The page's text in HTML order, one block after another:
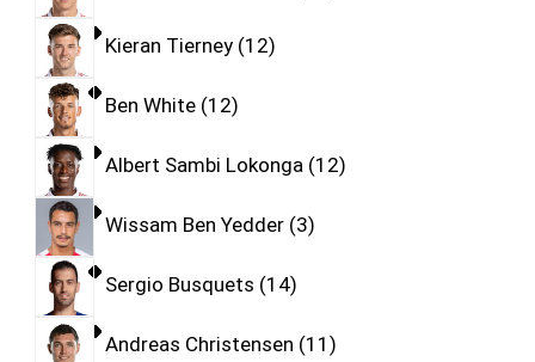
Kieran Tierney 12
Ben White 12
Albert Sambi Lokonga 12
Wissam Ben Yedder 3
Sergio Busquets 14
Andreas Christensen 11